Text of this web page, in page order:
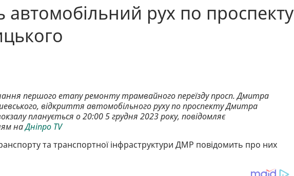
автомобільний рух по проспекту
першого етапу ремонту трамвайного переїзду просп. Дмитра
відкриття автомобільного руху по проспекту Дмитра
планується о 20:00 5 грудня 2023 року, повідомляє
наДніпро TV
та транспортної інфраструктури ДМР повідомить про них